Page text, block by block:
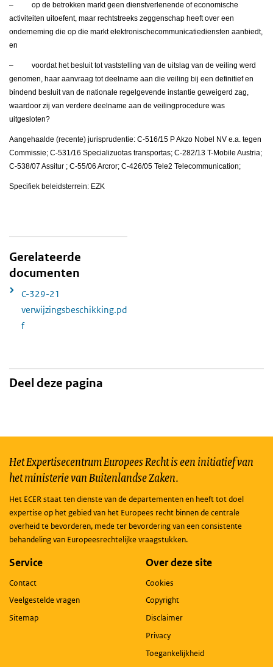
– op de betrokken markt geen dienstverlenende of economische
activiteiten uitoefent, maar rechtstreeks zeggenschap heeft over een
onderneming die op die markt elektronischecommunicatiediensten aanbiedt,
en
– voordat het besluit tot vaststelling van de uitslag van de veiling werd
genomen, haar aanvraag tot deelname aan die veiling bij een definitief en
bindend besluit van de nationale regelgevende instantie geweigerd zag,
waardoor zij van verdere deelname aan de veilingprocedure was
uitgesloten?
Aangehaalde (recente) jurisprudentie: C-516/15 P Akzo Nobel NV e.a. tegen
Commissie; C-531/16 Specializuotas transportas; C-282/13 T-Mobile Austria;
C-538/07 Assitur ; C-55/06 Arcror; C-426/05 Tele2 Telecommunication;
Specifiek beleidsterrein: EZK
Gerelateerde
documenten
C-329-21
verwijzingsbeschikking.pd
f
Deel deze pagina
Het Expertisecentrum Europees Recht is een initiatief van
het ministerie van Buitenlandse Zaken.
Het ECER staat ten dienste van de departementen en heeft tot doel
expertise op het gebied van het Europees recht binnen de centrale
overheid te bevorderen, mede ter bevordering van een consistente
behandeling van Europeesrechtelijke vraagstukken.
Service
Contact
Veelgestelde vragen
Sitemap
Over deze site
Cookies
Copyright
Disclaimer
Privacy
Toegankelijkheid